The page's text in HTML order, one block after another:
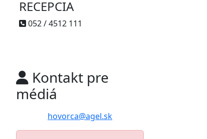
RECEPCIA
052 / 4512 111
Kontakt pre
médiá
hovorca@agel.sk